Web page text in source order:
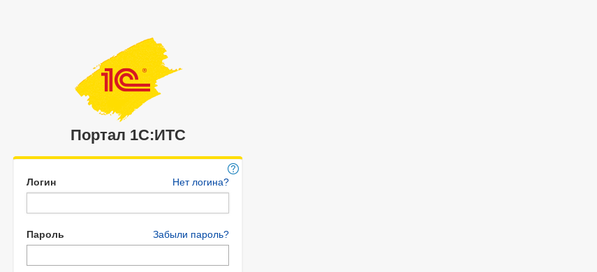
Портал 1C:ИТС
Логин Нет логина?
Пароль Забыли пароль?